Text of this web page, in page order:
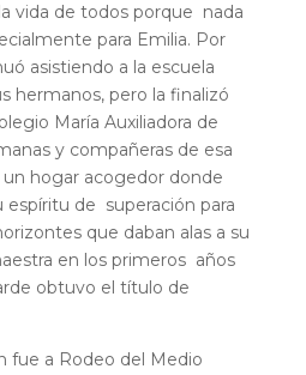
vida de todos porque nada
para Emilia. Por
asistiendo a la escuela
hermanos, pero la finalizó
María Auxiliadora de
y compañeras de esa
hogar acogedor donde
espíritu de superación para
que daban alas a su
en los primeros años
obtuvo el título de
fue a Rodeo del Medio